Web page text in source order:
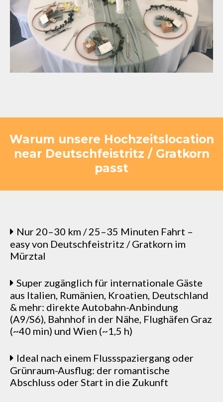
Warum unsere Hochzeitslocation
near Deutschfeistritz / Gratkorn
passt
Nur 20–30 km / 25–35 Minuten Fahrt –
easy von Deutschfeistritz / Gratkorn im
Mürztal
Super zugänglich für internationale Gäste
aus Italien, Rumänien, Kroatien, Deutschland
& mehr: direkte Autobahn-Anbindung
(A9/S6), Bahnhof in der Nähe, Flughäfen Graz
(~40 min) und Wien (~1,5 h)
Ideal nach einem Flussspaziergang oder
Grünraum-Ausflug: der romantische
Abschluss oder Start in die Zukunft